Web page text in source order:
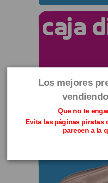
Los mejores
Que no te
Evita las páginas piratas
parecen a la